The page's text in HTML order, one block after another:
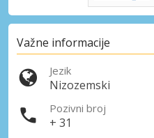
Važne informacije
Jezik
Nizozemski
Pozivni broj
+ 31